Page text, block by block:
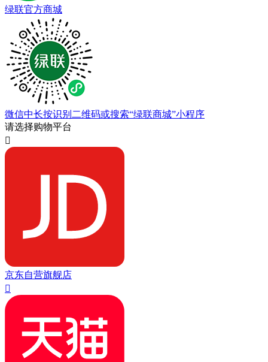
绿联官方商城
微信中长按识别二维码或搜索“绿联商城”小程序
请选择购物平台

京东自营旗舰店
